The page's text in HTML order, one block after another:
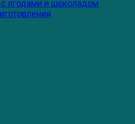
ягодами и шоколадом